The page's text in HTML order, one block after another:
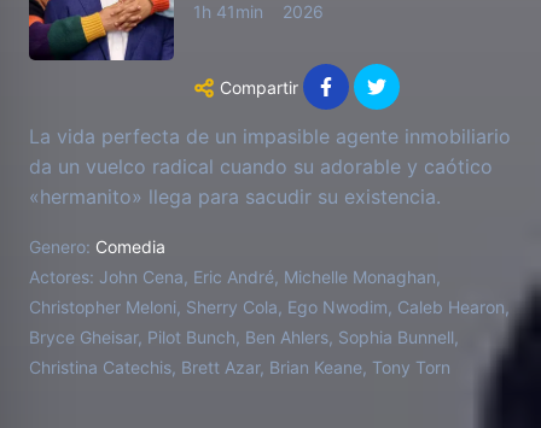
1h 41min 2026
Compartir
La vida perfecta de un impasible agente inmobiliario
da un vuelco radical cuando su adorable y caótico
«hermanito» llega para sacudir su existencia.
Genero: Comedia
Actores: John Cena, Eric André, Michelle Monaghan,
Christopher Meloni, Sherry Cola, Ego Nwodim, Caleb Hearon,
Bryce Gheisar, Pilot Bunch, Ben Ahlers, Sophia Bunnell,
Christina Catechis, Brett Azar, Brian Keane, Tony Torn